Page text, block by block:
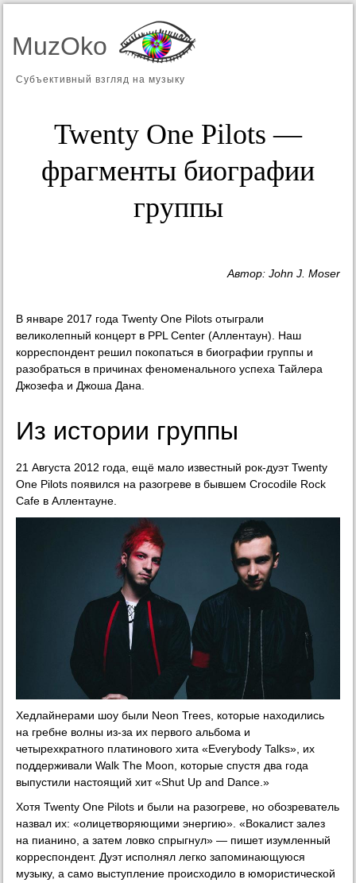
MuzOko
Субъективный взгляд на музыку
Twenty One Pilots —
фрагменты биографии
группы
Автор: John J. Moser
В январе 2017 года Twenty One Pilots отыграли
великолепный концерт в PPL Center (Аллентаун). Наш
корреспондент решил покопаться в биографии группы и
разобраться в причинах феноменального успеха Тайлера
Джозефа и Джоша Дана.
Из истории группы
21 Августа 2012 года, ещё мало известный рок-дуэт Twenty
One Pilots появился на разогреве в бывшем Crocodile Rock
Cafe в Аллентауне.
Хедлайнерами шоу были Neon Trees, которые находились
на гребне волны из-за их первого альбома и
четырехкратного платинового хита «Everybody Talks», их
поддерживали Walk The Moon, которые спустя два года
выпустили настоящий хит «Shut Up and Dance.»
Хотя Twenty One Pilots и были на разогреве, но обозреватель
назвал их: «олицетворяющими энергию». «Вокалист залез
на пианино, а затем ловко спрыгнул» — пишет изумленный
корреспондент. Дуэт исполнял легко запоминающуюся
музыку, а само выступление происходило в юмористической